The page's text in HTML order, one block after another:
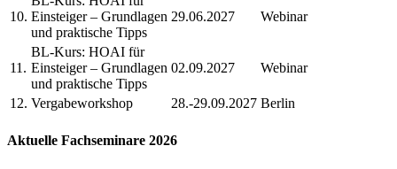
10. Einsteiger – Grundlagen
und praktische Tipps
29.06.2027 Webinar
11.
BL-Kurs: HOAI für
Einsteiger – Grundlagen
und praktische Tipps
02.09.2027 Webinar
12. Vergabeworkshop 28.-29.09.2027 Berlin
Aktuelle Fachseminare 2026